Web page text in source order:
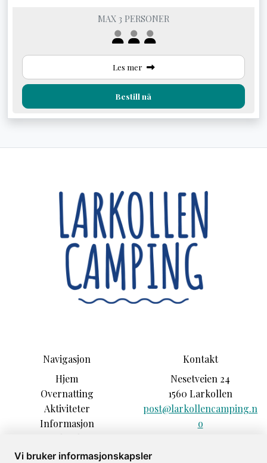
Vi bruker informasjonskapsler
MAX 3 PERSONER
Les mer
Bestill nå
Navigasjon
Hjem
Overnatting
Aktiviteter
Informasjon
Opplevelser
Sesonggjester
Kontakt
Nesetveien 24
1560 Larkollen
post@larkollencamping.n
o